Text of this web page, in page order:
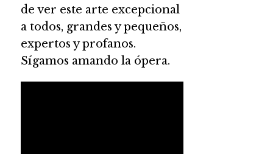
de ver este arte excepcional
a todos, grandes y pequeños,
expertos y profanos.
Sígamos amando la ópera.